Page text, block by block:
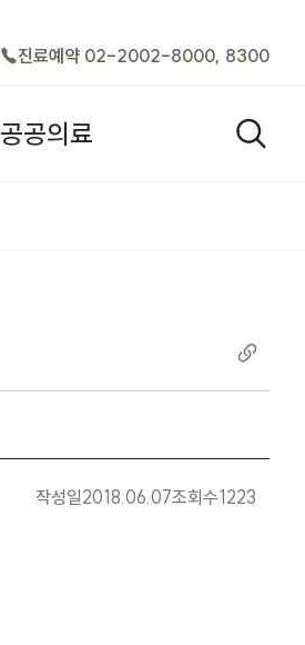
진료예약 02-2002-8000, 8300
공공의료 검색열기
작성일2018.06.07조회수1223